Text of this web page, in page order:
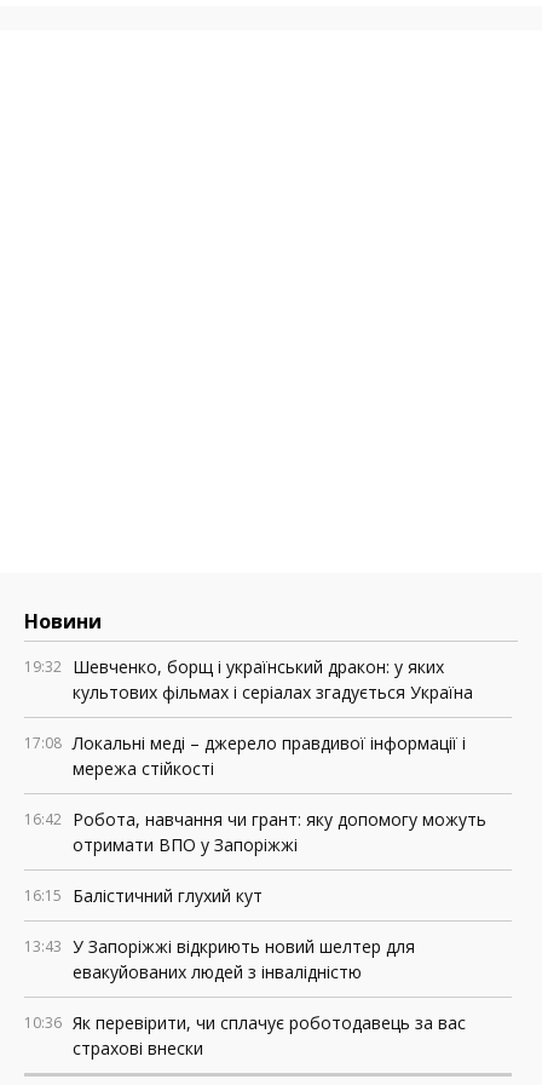
Новини
19:32 Шевченко, борщ і український дракон: у яких
культових фільмах і серіалах згадується Україна
17:08 Локальні меді – джерело правдивої інформації і
мережа стійкості
16:42 Робота, навчання чи грант: яку допомогу можуть
отримати ВПО у Запоріжжі
16:15 Балістичний глухий кут
13:43 У Запоріжжі відкриють новий шелтер для
евакуйованих людей з інвалідністю
10:36 Як перевірити, чи сплачує роботодавець за вас
страхові внески